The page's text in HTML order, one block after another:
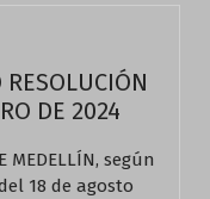
DE 2024
MEDELLÍN, según
18 de agosto